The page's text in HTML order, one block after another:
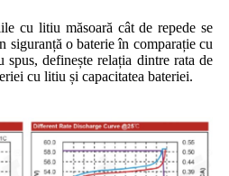
cu litiu măsoară cât de repede se
siguranță o baterie în comparație cu
spus, definește relația dintre rata de
cu litiu și capacitatea bateriei.